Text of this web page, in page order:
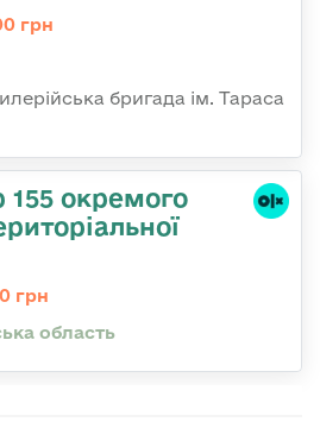
грн
бригада ім. Тараса
155 окремого
грн
область